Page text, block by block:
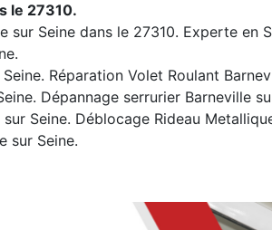
le 27310.
Seine dans le 27310. Experte en
Réparation Volet Roulant
Dépannage serrurier Barneville
Seine. Déblocage Rideau
sur Seine.